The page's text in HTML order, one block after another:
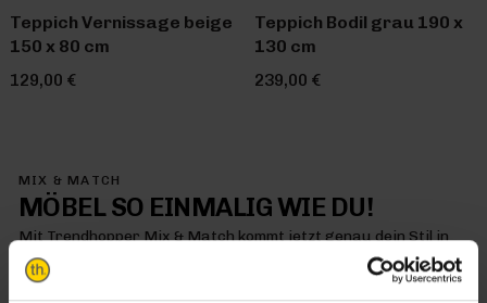
Teppich Vernissage beige
150 x 80 cm
129,00 €
Teppich Bodil grau 190 x
130 cm
239,00 €
MIX & MATCH
MÖBEL SO EINMALIG WIE DU!
Mit Trendhopper Mix & Match kommt jetzt genau dein Stil in
dein Zuhause – denn hier kombinierst du einfach alles so, wie
es dir gefällt